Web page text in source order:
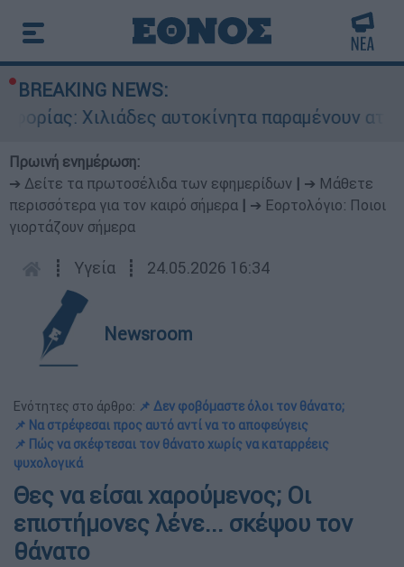
BREAKING NEWS:
Χιλιάδες αυτοκίνητα παραμένουν
Πρωινή ενημέρωση:
➔ Δείτε τα πρωτοσέλιδα των εφημερίδων
➔ Μάθετε
περισσότερα για τον καιρό σήμερα
➔ Εορτολόγιο: Ποιοι
γιορτάζουν σήμερα
┋ Υγεία ┋ 24.05.2026 16:34
Newsroom
Ενότητες στο άρθρο: 📌 Δεν φοβόμαστε όλοι τον θάνατο;
📌 Να στρέφεσαι προς αυτό αντί να το αποφεύγεις
📌 Πώς να σκέφτεσαι τον θάνατο χωρίς να καταρρέεις
ψυχολογικά
Θες να είσαι χαρούμενος; Οι
επιστήμονες λένε... σκέψου τον
θάνατο